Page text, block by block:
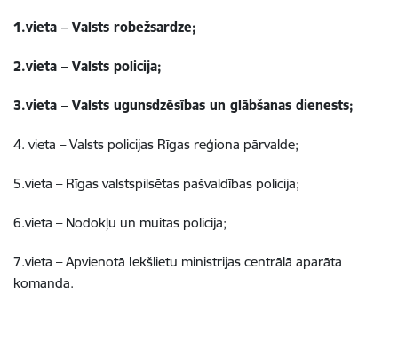
1.vieta – Valsts robežsardze;
2.vieta – Valsts policija;
3.vieta – Valsts ugunsdzēsības un glābšanas dienests;
4. vieta – Valsts policijas Rīgas reģiona pārvalde;
5.vieta – Rīgas valstspilsētas pašvaldības policija;
6.vieta – Nodokļu un muitas policija;
7.vieta – Apvienotā Iekšlietu ministrijas centrālā aparāta
komanda.